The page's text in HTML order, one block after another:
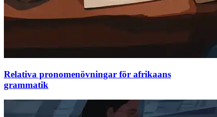
Relativa pronomenövningar för afrikaans
grammatik